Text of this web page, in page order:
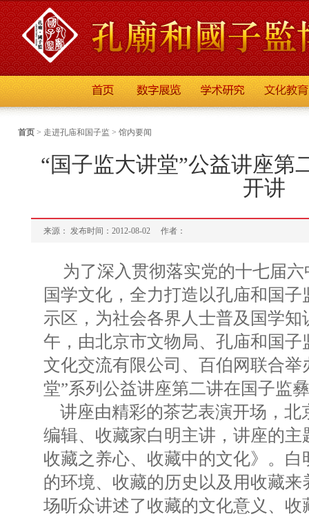
首页 > 走进孔庙和国子监 > 馆内要闻
“国子监大讲堂”公益讲座第
开讲
来源： 发布时间：2012-08-02 作者：
为了深入贯彻落实党的十七届
国学文化，全力打造以孔庙和国
示区，为社会各界人士普及国学知
午，由北京市文物局、孔庙和国
文化交流有限公司、百伯网联合举
堂”系列公益讲座第二讲在国子监
讲座由精彩的茶艺表演开场，北
编辑、收藏家白明主讲，讲座的
收藏之养心、收藏中的文化》。
的环境、收藏的历史以及用收藏
场听众讲述了收藏的文化意义、